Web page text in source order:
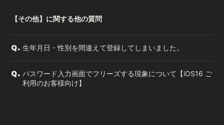
【その他】に関する他の質問
Q. 生年月日・性別を間違えて登録してしまいました。
Q. パスワード入力画面でフリーズする現象について【iOS16 ご
利用のお客様向け】